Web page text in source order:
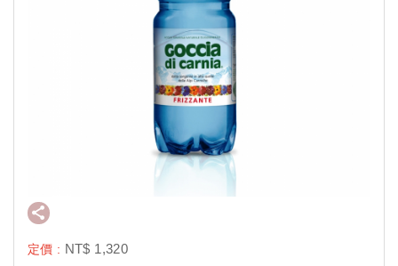
定價 : NT$ 1,320